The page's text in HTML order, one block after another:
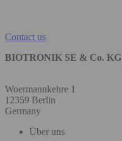
Contact us
BIOTRONIK SE & Co. KG
Woermannkehre 1
12359 Berlin
Germany
Über uns